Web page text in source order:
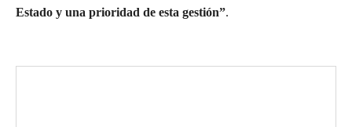
Estado y una prioridad de esta gestión”.